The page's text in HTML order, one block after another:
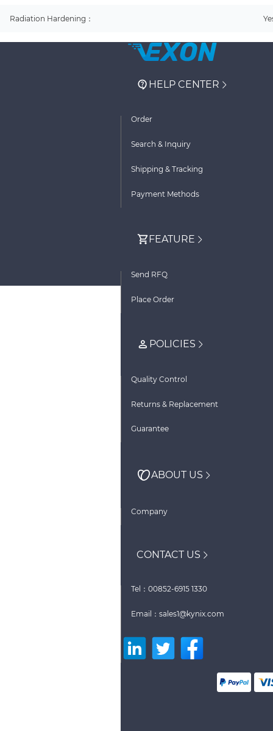
Radiation Hardening：
HELP CENTER
Order
Search & Inquiry
Shipping & Tracking
Payment Methods
FEATURE
Send RFQ
Place Order
POLICIES
Quality Control
Returns & Replacement
Guarantee
ABOUT US
Company
CONTACT US
Tel：00852-6915 1330
Email：sales1@kynix.com